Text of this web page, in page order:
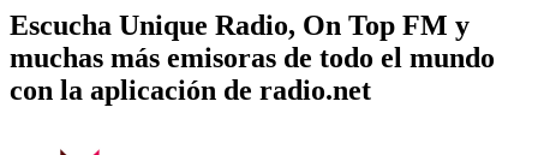
Escucha Unique Radio, On Top FM y
muchas más emisoras de todo el mundo
con la aplicación de radio.net